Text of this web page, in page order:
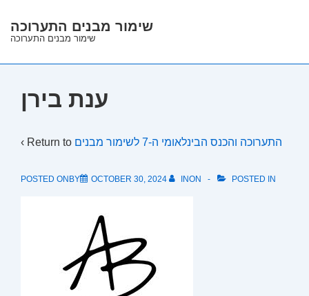
Skip
Main
שימור מבנים התערוכה
שימור מבנים התערוכה
ענת בירן
‹ Return to התערוכה והכנס הבינלאומי ה-7 לשימור מבנים
POSTED ONBY OCTOBER 30, 2024 INON POSTED IN